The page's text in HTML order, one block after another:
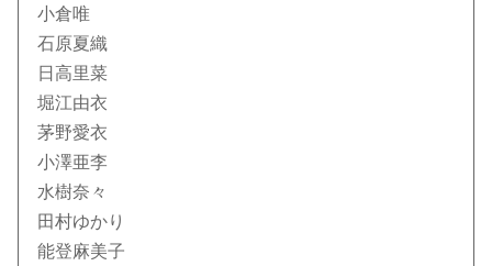
小倉唯
石原夏織
日高里菜
堀江由衣
茅野愛衣
小澤亜李
水樹奈々
田村ゆかり
能登麻美子